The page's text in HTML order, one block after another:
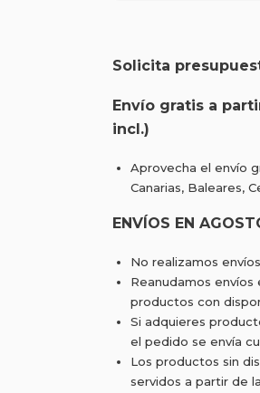
Solicita
Envío gratis a
incl.)
Aprovecha el envío
Canarias, Baleares,
ENVÍOS EN
No realizamos
Reanudamos
productos con
Si adquieres
el pedido se envía
Los productos sin
servidos a partir de